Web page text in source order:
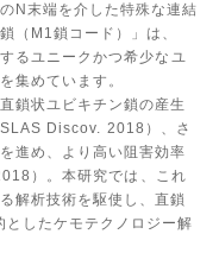
N末端を介した特殊な連結
（M1鎖コード）」は、
るユニークかつ希少なユ
集めています。
鎖状ユビキチン鎖の産生
Discov. 2018）、さ
進め、より高い阻害効率
）。本研究では、これ
解析技術を駆使し、直鎖
したケモテクノロジー解